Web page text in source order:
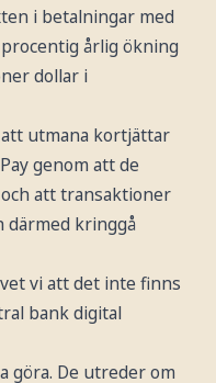
i betalningar med
årlig ökning
dollar i
utmana kortjättar
genom att de
att transaktioner
därmed kringgå
vi att det inte finns
bank digital
göra. De utreder om